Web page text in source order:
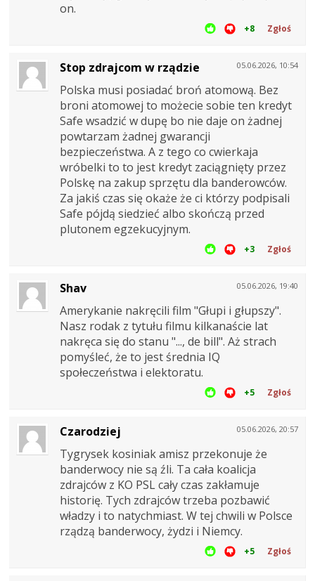
on.
+8 Zgłoś
05.06.2026, 10:54
Stop zdrajcom w rządzie
Polska musi posiadać broń atomową. Bez
broni atomowej to możecie sobie ten kredyt
Safe wsadzić w dupę bo nie daje on żadnej
powtarzam żadnej gwarancji
bezpieczeństwa. A z tego co cwierkaja
wróbelki to to jest kredyt zaciągnięty przez
Polskę na zakup sprzętu dla banderowców.
Za jakiś czas się okaże że ci którzy podpisali
Safe pójdą siedzieć albo skończą przed
plutonem egzekucyjnym.
+3 Zgłoś
05.06.2026, 19:40
Shav
Amerykanie nakręcili film "Głupi i głupszy".
Nasz rodak z tytułu filmu kilkanaście lat
nakręca się do stanu "..., de bill". Aż strach
pomyśleć, że to jest średnia IQ
społeczeństwa i elektoratu.
+5 Zgłoś
05.06.2026, 20:57
Czarodziej
Tygrysek kosiniak amisz przekonuje że
banderwocy nie są źli. Ta cała koalicja
zdrajców z KO PSL cały czas zakłamuje
historię. Tych zdrajców trzeba pozbawić
władzy i to natychmiast. W tej chwili w Polsce
rządzą banderwocy, żydzi i Niemcy.
+5 Zgłoś